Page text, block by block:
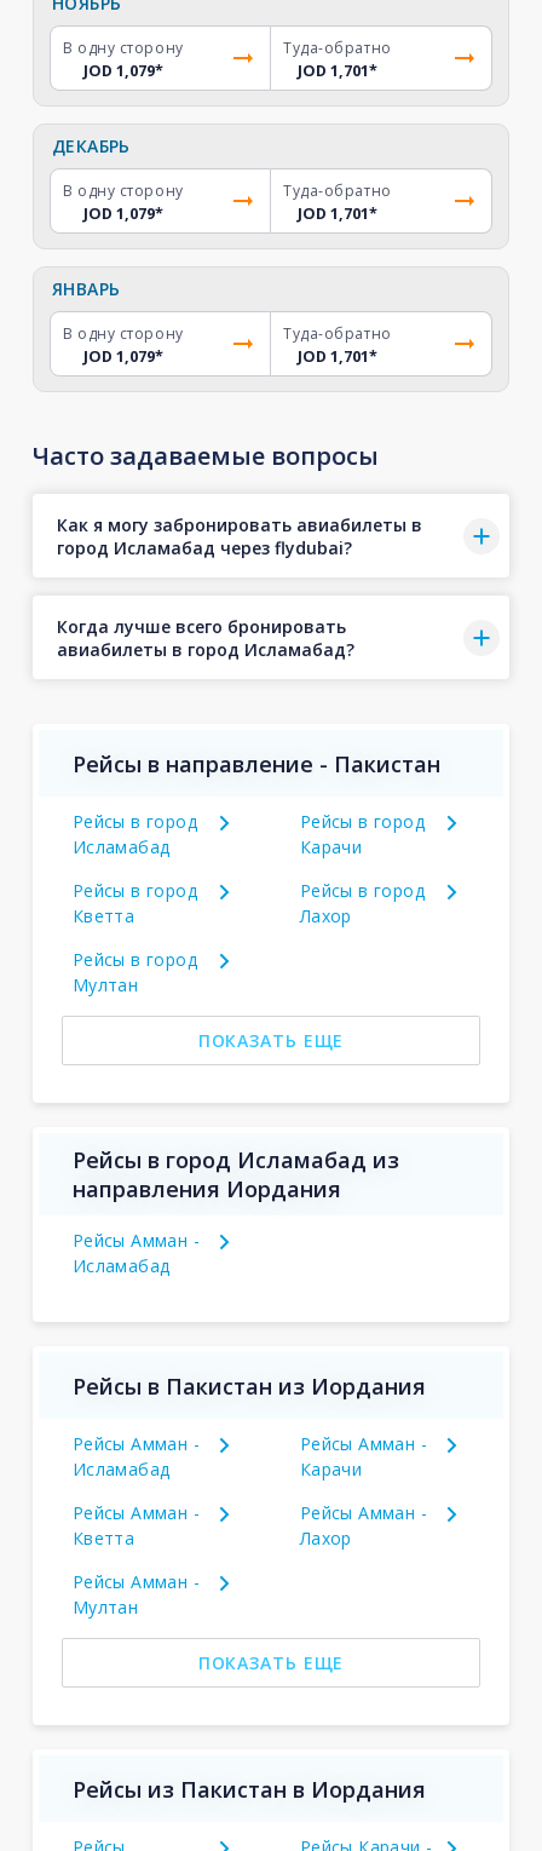
В одну сторону
JOD 1,079*
Туда-обратно
JOD 1,701*
ДЕКАБРЬ
В одну сторону
JOD 1,079*
Туда-обратно
JOD 1,701*
ЯНВАРЬ
В одну сторону
JOD 1,079*
Туда-обратно
JOD 1,701*
Часто задаваемые вопросы
Как я могу забронировать авиабилеты в
город Исламабад через flydubai?
Когда лучше всего бронировать
авиабилеты в город Исламабад?
Рейсы в направление - Пакистан
Рейсы в город
Исламабад
Рейсы в город
Карачи
Рейсы в город
Кветта
Рейсы в город
Лахор
Рейсы в город
Мултан
ПОКАЗАТЬ ЕЩЕ
Рейсы в город Исламабад из
направления Иордания
Рейсы Амман -
Исламабад
Рейсы в Пакистан из Иордания
Рейсы Амман -
Исламабад
Рейсы Амман -
Карачи
Рейсы Амман -
Кветта
Рейсы Амман -
Лахор
Рейсы Амман -
Мултан
ПОКАЗАТЬ ЕЩЕ
Рейсы из Пакистан в Иордания